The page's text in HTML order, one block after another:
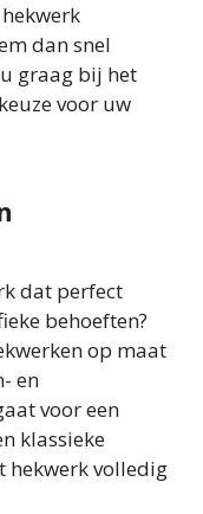
dan snel
graag bij het
voor uw
dat perfect
behoeften?
op maat
en
voor een
klassieke
hekwerk volledig